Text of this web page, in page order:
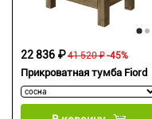
Прикроватная тумба Fiord
41 520 ₽
22 836 ₽ -45%